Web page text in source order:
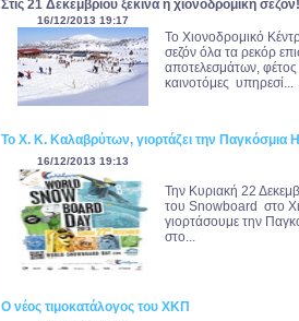
Στις 21 Δεκεμβρίου ξεκινά η χιονοδρομική σεζόν!
16/12/2013 19:17
Το Χιονοδρομικό
σεζόν όλα τα ρεκόρ
αποτελεσμάτων,
καινοτόμες υπηρεσί...
Το Χ. Κ. Καλαβρύτων, γιορτάζει την Παγκόσμια
16/12/2013 19:13
Την Κυριακή 22
του Snowboard στο
γιορτάσουμε την
στο...
Ο νέος τιμοκατάλογος του ΧΚΠ